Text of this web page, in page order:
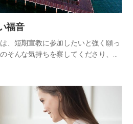
福音
、短期宣教に参加したいと強く願っ
そんな気持ちを察してくださり、先
てくださった時、家族たちは知らせ